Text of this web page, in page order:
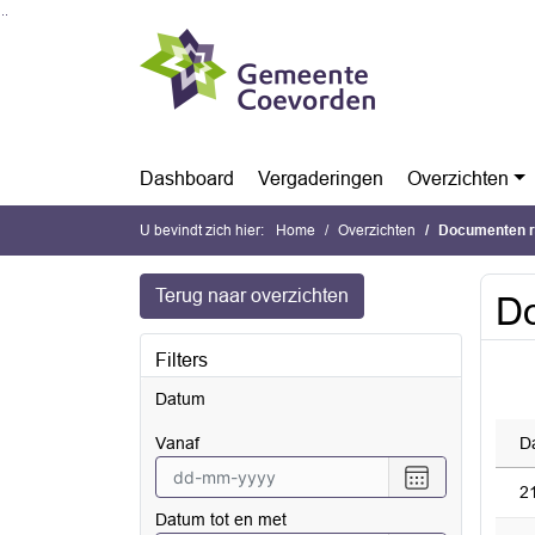
Ga naar de inhoud van deze pagina
Ga naar het zoeken
Ga naar het menu
Dashboard Vergaderingen Overzichten
U bevindt zich hier: Home Overzichten Documenten
Terug naar overzichten
Filters
Datum
vanaf
Selecteer
een
Datum tot en met